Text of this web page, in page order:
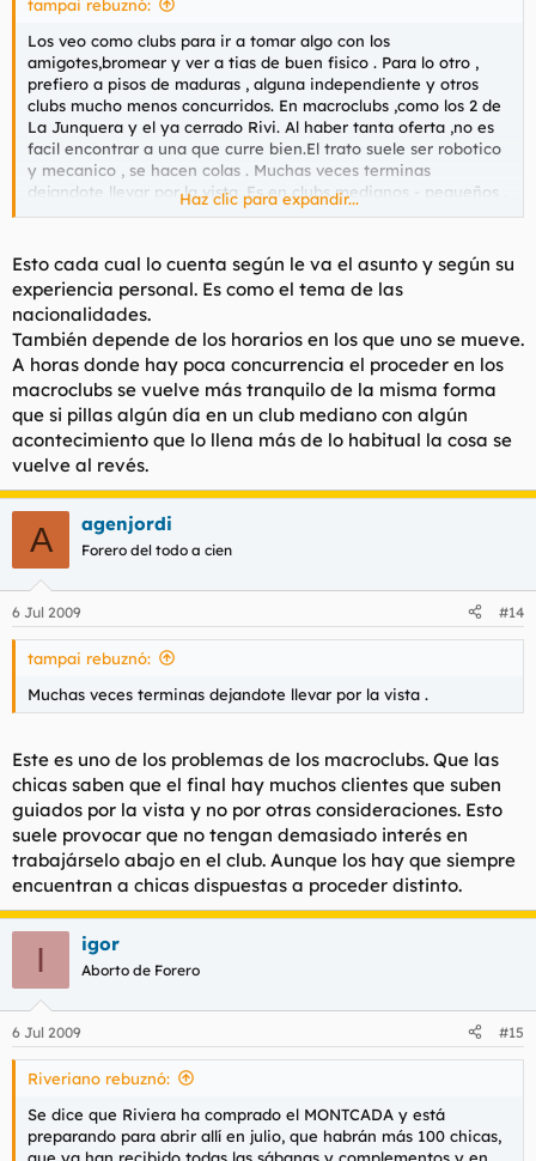
tampai rebuznó:
Los veo como clubs para ir a tomar algo con los
amigotes,bromear y ver a tias de buen fisico . Para lo otro ,
prefiero a pisos de maduras , alguna independiente y otros
clubs mucho menos concurridos. En macroclubs ,como los 2 de
La Junquera y el ya cerrado Rivi. Al haber tanta oferta ,no es
facil encontrar a una que curre bien.El trato suele ser robotico
y mecanico , se hacen colas . Muchas veces terminas
dejandote llevar por la vista .Es en clubs medianos - pequeños ,
al menos yo , donde he encontrado a la mejor gente.
Haz clic para expandir...
Esto cada cual lo cuenta según le va el asunto y según su
experiencia personal. Es como el tema de las
nacionalidades.
También depende de los horarios en los que uno se mueve.
A horas donde hay poca concurrencia el proceder en los
macroclubs se vuelve más tranquilo de la misma forma
que si pillas algún día en un club mediano con algún
acontecimiento que lo llena más de lo habitual la cosa se
vuelve al revés.
A agenjordi
Forero del todo a cien
6 Jul 2009 #14
tampai rebuznó:
Muchas veces terminas dejandote llevar por la vista .
Este es uno de los problemas de los macroclubs. Que las
chicas saben que el final hay muchos clientes que suben
guiados por la vista y no por otras consideraciones. Esto
suele provocar que no tengan demasiado interés en
trabajárselo abajo en el club. Aunque los hay que siempre
encuentran a chicas dispuestas a proceder distinto.
I igor
Aborto de Forero
6 Jul 2009 #15
Riveriano rebuznó:
Se dice que Riviera ha comprado el MONTCADA y está
preparando para abrir allí en julio, que habrán más 100 chicas,
que ya han recibido todas las sábanas y complementos y en